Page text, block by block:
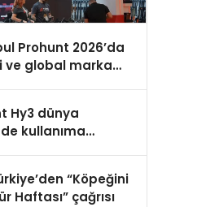
Prohunt 2026’da
ve global marka
Hy3 dünya
kullanıma
“Köpeğini
Haftası” çağrısı